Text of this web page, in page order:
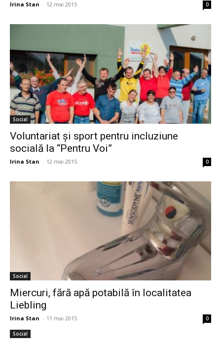
Irina Stan - 12 mai 2015 0
Social
Voluntariat şi sport pentru incluziune
socială la “Pentru Voi”
Irina Stan - 12 mai 2015 0
Social
Miercuri, fără apă potabilă în localitatea
Liebling
Irina Stan - 11 mai 2015 0
Social